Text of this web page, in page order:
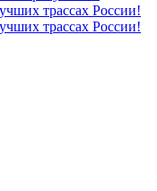
трассах России!
трассах России!